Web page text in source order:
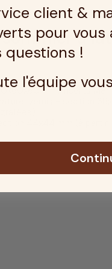
à
mm, inserts M8
vernis - section
44x44 mm (à partir
client &
pour
questions !
l'équipe